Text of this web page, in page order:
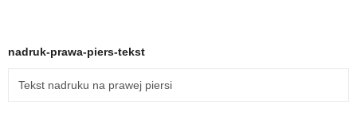
nadruk-prawa-piers-tekst